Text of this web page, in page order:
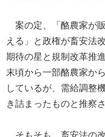
案の定、「酪農家が
える」と政権が畜安法
期待の星と規制改革推
末頃から一部酪農家か
しているが、需給調整
き詰まったものと推察さ
そもそも、畜安法の